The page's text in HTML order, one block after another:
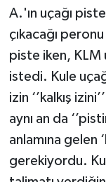
A.'ın uçağı
çıkacağı
piste iken, KLM
istedi. Kule
izin ‘’kalkış
aynı an da
anlamına gelen
gerekiyordu.